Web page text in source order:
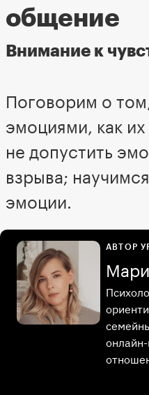
общение
Внимание к
Поговорим о
эмоциями, как
не допустить
взрыва;
эмоции.
АВТОР